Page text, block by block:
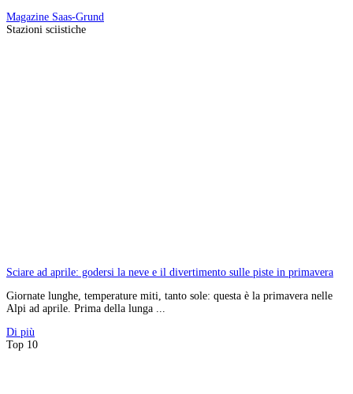
Magazine Saas-Grund
Stazioni sciistiche
Sciare ad aprile: godersi la neve e il divertimento sulle piste in primavera
Giornate lunghe, temperature miti, tanto sole: questa è la primavera nelle
Alpi ad aprile. Prima della lunga ...
Di più
Top 10